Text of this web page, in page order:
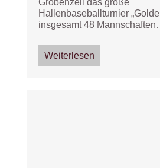
Gröbenzell das große
Hallenbaseballturnier
insgesamt 48
Weiterlesen